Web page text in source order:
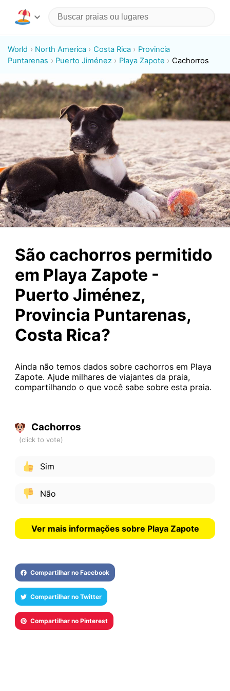
World North America Costa Rica
Provincia
Puntarenas
Puerto Jiménez Playa Zapote Cachorros
São cachorros permitido
em Playa Zapote -
Puerto Jiménez,
Provincia Puntarenas,
Costa Rica?
Ainda não temos dados sobre cachorros em Playa
Zapote. Ajude milhares de viajantes da praia,
compartilhando o que você sabe sobre esta praia.
Cachorros
Sim
Não
Ver mais informações sobre Playa Zapote
Compartilhar no Facebook
Compartilhar no Twitter
Compartilhar no Pinterest